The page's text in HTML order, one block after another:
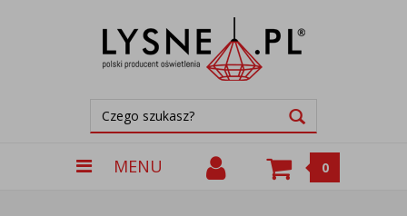
MENU 0